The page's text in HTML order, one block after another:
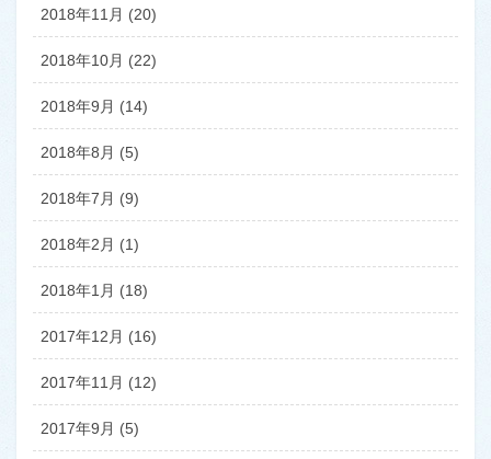
2018年11月 (20)
2018年10月 (22)
2018年9月 (14)
2018年8月 (5)
2018年7月 (9)
2018年2月 (1)
2018年1月 (18)
2017年12月 (16)
2017年11月 (12)
2017年9月 (5)